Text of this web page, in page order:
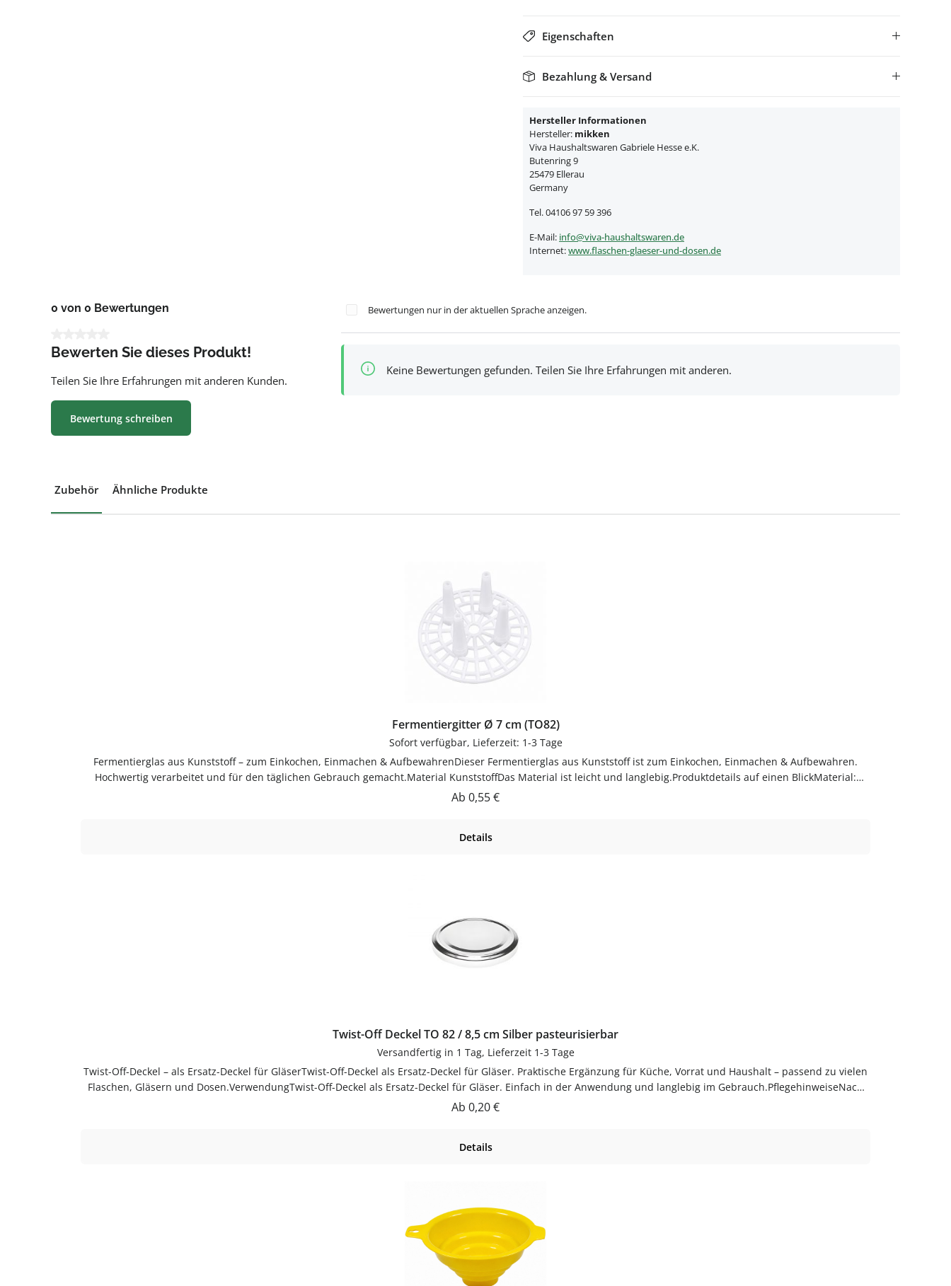
Eigenschaften
Bezahlung & Versand
Hersteller Informationen
Hersteller: mikken
Viva Haushaltswaren Gabriele Hesse e.K.
Butenring 9
25479 Ellerau
Germany
Tel. 04106 97 59 396
E-Mail: info@viva-haushaltswaren.de
Internet:www.flaschen-glaeser-und-dosen.de
0 von 0 Bewertungen
Bewerten Sie dieses Produkt!
Teilen Sie Ihre Erfahrungen mit anderen Kunden.
Bewertung schreiben
Bewertungen nur in der aktuellen Sprache anzeigen.
Keine Bewertungen gefunden. Teilen Sie Ihre Erfahrungen mit anderen.
Zubehör Ähnliche Produkte
Fermentiergitter Ø 7 cm (TO82)
Sofort verfügbar, Lieferzeit: 1-3 Tage
Fermentierglas aus Kunststoff – zum Einkochen, Einmachen & AufbewahrenDieser Fermentierglas aus Kunststoff ist zum Einkochen, Einmachen & Aufbewahren.
Hochwertig verarbeitet und für den täglichen Gebrauch gemacht.Material KunststoffDas Material ist leicht und langlebig.Produktdetails auf einen BlickMaterial:
KunststoffSpülmaschinengeeignetVielseitig einsetzbarZum Einkochen, Einmachen und Aufbewahren von Marmelade, Eingelegtem und Vorräten.PflegehinweiseVor
Regulärer Preis:
Ab 0,55 €
Details
Twist-Off Deckel TO 82 / 8,5 cm Silber pasteurisierbar
Versandfertig in 1 Tag, Lieferzeit 1-3 Tage
Twist-Off-Deckel – als Ersatz-Deckel für GläserTwist-Off-Deckel als Ersatz-Deckel für Gläser. Praktische Ergänzung für Küche, Vorrat und Haushalt – passend zu vielen
Flaschen, Gläsern und Dosen.VerwendungTwist-Off-Deckel als Ersatz-Deckel für Gläser. Einfach in der Anwendung und langlebig im Gebrauch.PflegehinweiseNach
Gebrauch reinigenGut trocknen lassenJetzt bestellenBestelle Twist-Off-Deckel bequem online bei flaschen-glaeser-und-dosen.de.
Regulärer Preis:
Ab 0,20 €
Details